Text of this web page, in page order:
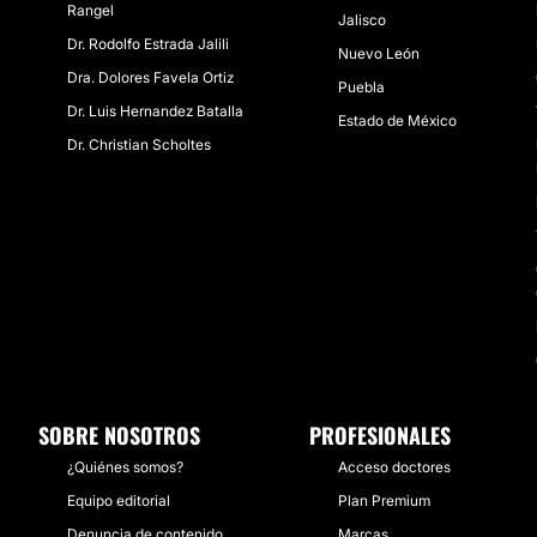
Rangel
Dr. Rodolfo Estrada Jalili
Dra. Dolores Favela Ortiz
Dr. Luis Hernandez Batalla
Dr. Christian Scholtes
Jalisco
Nuevo León
Puebla
Estado de México
SOBRE NOSOTROS
¿Quiénes somos?
Equipo editorial
Denuncia de contenido
PROFESIONALES
Acceso doctores
Plan Premium
Marcas